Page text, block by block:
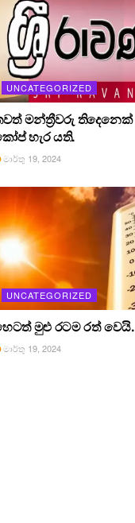
UNCATEGORIZED
මන්ත්‍රීවරු තිදෙනෙක්
හැර යති.
මාර්තු 19, 2024
UNCATEGORIZED
මුළු රටම රත් වෙයි.
මාර්තු 19, 2024